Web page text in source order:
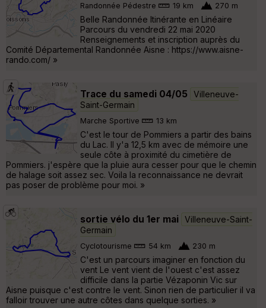
Randonnée Pédestre 19 km 270 m
Belle Randonnée Itinérante en Linéaire
Parcours du vendredi 22 mai 2020
Renseignements et inscription auprès du
Comité Départemental Randonnée Aisne : https://www.aisne-
rando.com/ »
Trace du samedi 04/05
Villeneuve-
Saint-Germain
Marche Sportive 13 km
C'est le tour de Pommiers a partir des bains
du Lac. Il y'a 12,5 km avec de mémoire une
seule côte à proximité du cimetière de
Pommiers. j'espère que la pluie aura cesser pour que le chemin
de halage soit assez sec. Voila la reconnaissance ne devrait
pas poser de problème pour moi. »
sortie vélo du 1er mai
Villeneuve-Saint-
Germain
Cyclotourisme 54 km 230 m
C'est un parcours imaginer en fonction du
vent Le vent vient de l'ouest c'est assez
difficile dans la partie Vézaponin Vic sur
Aisne puisque c'est contre le vent. Sinon rien de particulier il va
falloir trouver une autre côtes dans quelque sorties. »